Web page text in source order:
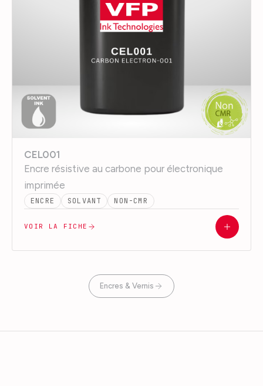
CEL001
Encre résistive au carbone pour électronique
imprimée
ENCRE SOLVANT NON-CMR
VOIR LA FICHE
Encres & Vernis